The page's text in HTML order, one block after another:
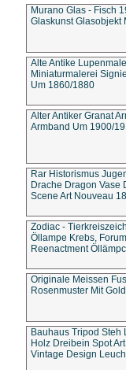
Murano Glas - Fisch
Glaskunst Glasobjekt
Alte Antike
Miniaturmalerei
Um 1860/1880
Alter Antiker Granat
Armband Um 1900/
Rar Historismus
Drache Dragon Vase
Scene Art Nouveau
Zodiac -
Öllampe Krebs,
Reenactment
Originale Meissen
Rosenmuster Mit
Bauhaus Tripod Steh
Holz Dreibein Spot
Vintage Design